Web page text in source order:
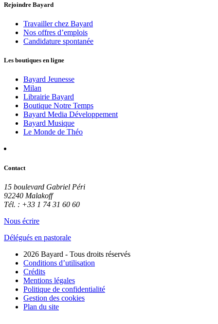
Rejoindre Bayard
Travailler chez Bayard
Nos offres d’emplois
Candidature spontanée
Les boutiques en ligne
Bayard Jeunesse
Milan
Librairie Bayard
Boutique Notre Temps
Bayard Media Développement
Bayard Musique
Le Monde de Théo
Contact
15 boulevard Gabriel Péri
92240 Malakoff
Tél. : +33 1 74 31 60 60
Nous écrire
Délégués en pastorale
2026 Bayard - Tous droits réservés
Conditions d’utilisation
Crédits
Mentions légales
Politique de confidentialité
Gestion des cookies
Plan du site